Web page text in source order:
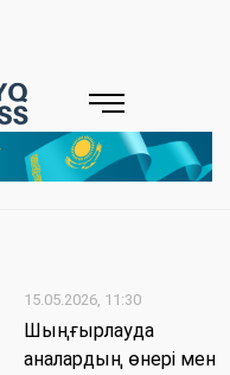
15.05.2026, 11:30
Шыңғырлауда
аналардың өнері мен